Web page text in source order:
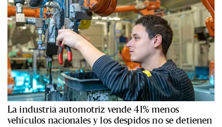
La industria automotriz vende 41% menos
vehículos nacionales y los despidos no se detienen